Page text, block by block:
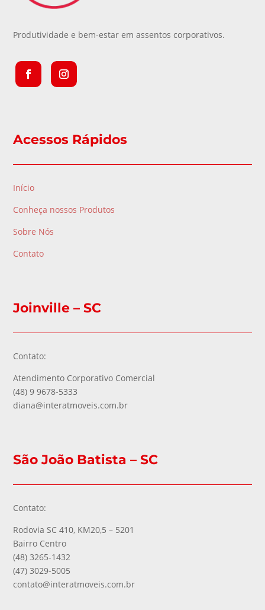
Produtividade e bem-estar em assentos corporativos.
Acessos Rápidos
Início
Conheça nossos Produtos
Sobre Nós
Contato
Joinville – SC
Contato:
Atendimento Corporativo Comercial
(48) 9 9678-5333
diana@interatmoveis.com.br
São João Batista – SC
Contato:
Rodovia SC 410, KM20,5 – 5201
Bairro Centro
(48) 3265-1432
(47) 3029-5005
contato@interatmoveis.com.br